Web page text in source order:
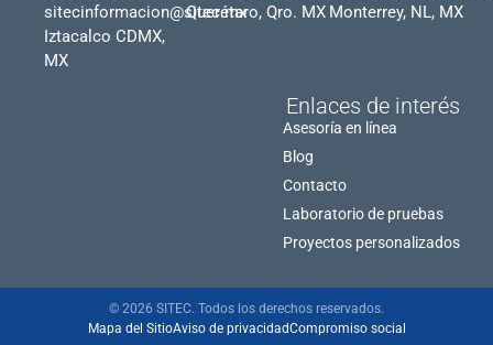
sitecinformacion@sitec.mx
Iztacalco CDMX,
MX
Querétaro, Qro. MX Monterrey, NL, MX
Enlaces de interés
Asesoría en línea
Blog
Contacto
Laboratorio de pruebas
Proyectos personalizados
© 2026 SITEC. Todos los derechos reservados.
Mapa del SitioAviso de privacidadCompromiso social